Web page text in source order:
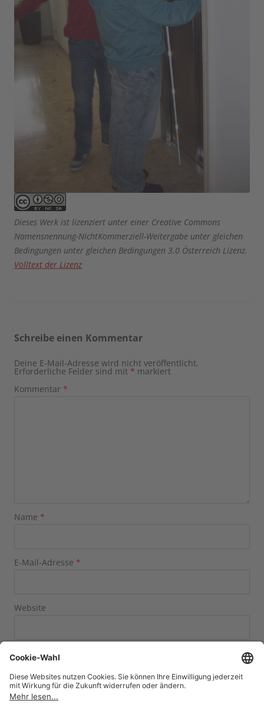
Dieses Werk ist lizenziert unter einer Creative Commons
Namensnennung-NichtKommerziell-Weitergabe unter gleichen
Bedingungen unter gleichen Bedingungen 3.0 Österreich Lizenz.
Volltext der Lizenz
Schreibe einen Kommentar
Deine E-Mail-Adresse wird nicht veröffentlicht.
Erforderliche Felder sind mit * markiert
Kommentar *
Name *
E-Mail-Adresse *
Website
Name, E-Mail-Adresse und Website in diesem Browser
zwei +